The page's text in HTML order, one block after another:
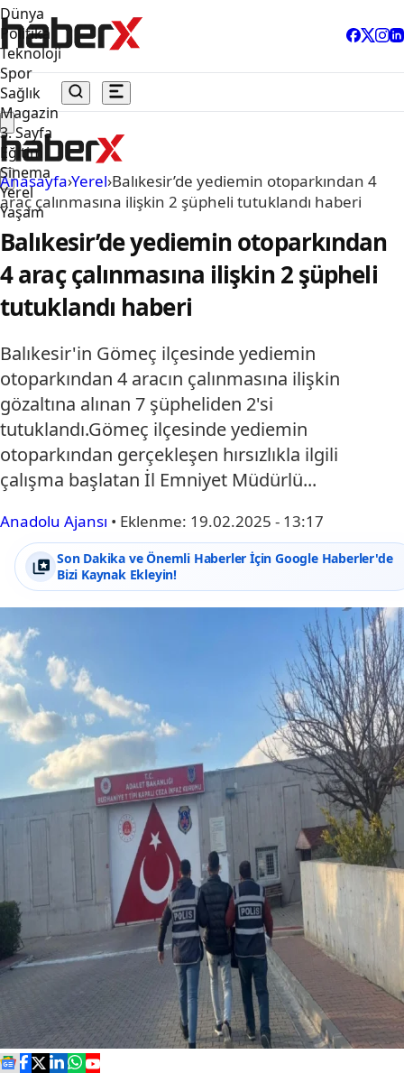
Dünya
Politika
Teknoloji
Spor
Sağlık
Magazin
3. Sayfa
Eğitim
Sinema
Yerel
Yaşam
Anasayfa›Yerel›Balıkesir’de yediemin otoparkından 4
araç çalınmasına ilişkin 2 şüpheli tutuklandı haberi
Balıkesir’de yediemin otoparkından
4 araç çalınmasına ilişkin 2 şüpheli
tutuklandı haberi
Balıkesir'in Gömeç ilçesinde yediemin
otoparkından 4 aracın çalınmasına ilişkin
gözaltına alınan 7 şüpheliden 2'si
tutuklandı.Gömeç ilçesinde yediemin
otoparkından gerçekleşen hırsızlıkla ilgili
çalışma başlatan İl Emniyet Müdürlü...
Anadolu Ajansı • Eklenme: 19.02.2025 - 13:17
Son Dakika ve Önemli Haberler İçin Google Haberler'de
Bizi Kaynak Ekleyin!